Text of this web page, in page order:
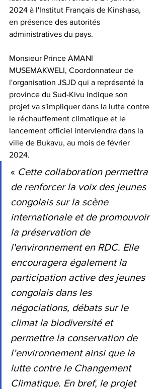
2024 à l'Institut Français de Kinshasa,
en présence des autorités
administratives du pays.
Monsieur Prince AMANI
MUSEMAKWELI, Coordonnateur de
l'organisation JSJD qui a représenté la
province du Sud-Kivu indique son
projet va s'impliquer dans la lutte contre
le réchauffement climatique et le
lancement officiel interviendra dans la
ville de Bukavu, au mois de février
2024.
« Cette collaboration permettra
de renforcer la voix des jeunes
congolais sur la scène
internationale et de promouvoir
la préservation de
l'environnement en RDC. Elle
encouragera également la
participation active des jeunes
congolais dans les
négociations, débats sur le
climat la biodiversité et
permettre la conservation de
l’environnement ainsi que la
lutte contre le Changement
Climatique. En bref, le projet